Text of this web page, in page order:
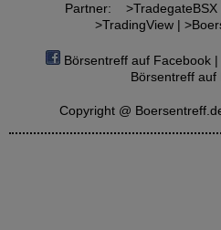
Partner: >TradegateBSX
>TradingView |
Börsentreff auf Facebook |
Börsentreff auf
Copyright @